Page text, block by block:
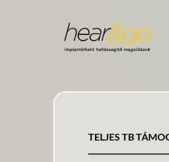
TELJES TB